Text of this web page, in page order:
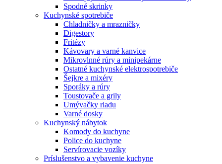
Spodné skrinky
Kuchynské spotrebiče
Chladničky a mrazničky
Digestory
Fritézy
Kávovary a varné kanvice
Mikrovlnné rúry a minipekárne
Ostatné kuchynské elektrospotrebiče
Šejkre a mixéry
Sporáky a rúry
Toustovače a grily
Umývačky riadu
Varné dosky
Kuchynský nábytok
Komody do kuchyne
Police do kuchyne
Servírovacie vozíky
Príslušenstvo a vybavenie kuchyne